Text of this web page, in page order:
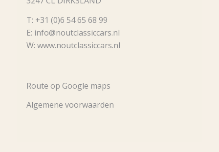
T: +31 (0)6 54 65 68 99
E: info@noutclassiccars.nl
W: www.noutclassiccars.nl
Route op Google maps
Algemene voorwaarden